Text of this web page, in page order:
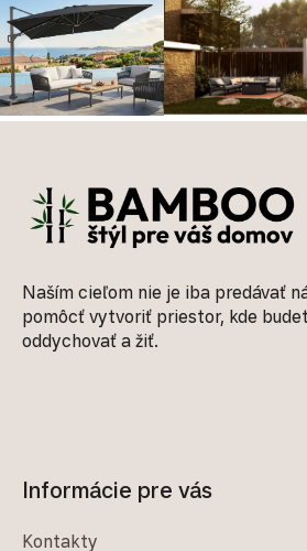
‹
Naším cieľom nie je iba predávať
pomôcť vytvoriť priestor, kde
oddychovať a žiť.
Informácie pre vás
Kontakty